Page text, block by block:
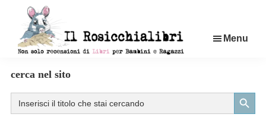
contenuto
di
libri
per
Menu
cerca nel sito
Search
for:
Search Button